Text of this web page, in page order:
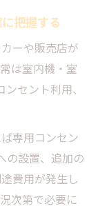
ースの実
を予防す
把握する
ーや販売店が
は室内機・室
セント利用、
専用コンセン
の設置、追加の
費用が発生し
次第で必要に